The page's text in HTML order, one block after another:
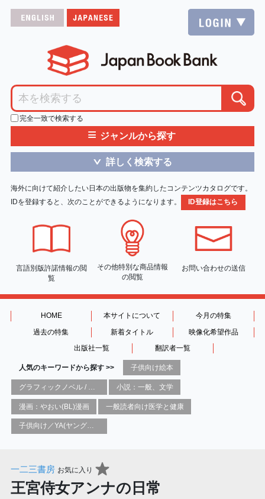
完全一致で検索する
≡ ジャンルから探す
＞ 詳しく検索する
海外に向けて紹介したい日本の出版物を集約したコンテンツカタログです。
IDを登録すると、次のことができるようになります。
ID登録はこちら
言語別版許諾情報の閲
覧
その他特別な商品情報
の閲覧
お問い合わせの送信
HOME 本サイトについて
今月の特集
過去の特集
新着タイトル
映像化希望作品
出版社一覧
翻訳者一覧
人気のキーワードから探す >> 子供向け絵本
小説：一般、文学
漫画：やおい(BL)漫画 一般読者向け医学と健康
子供向け／YA(ヤングアダルト)向け一般：芸術&芸術家
一二三書房 お気に入り
王宮侍女アンナの日常